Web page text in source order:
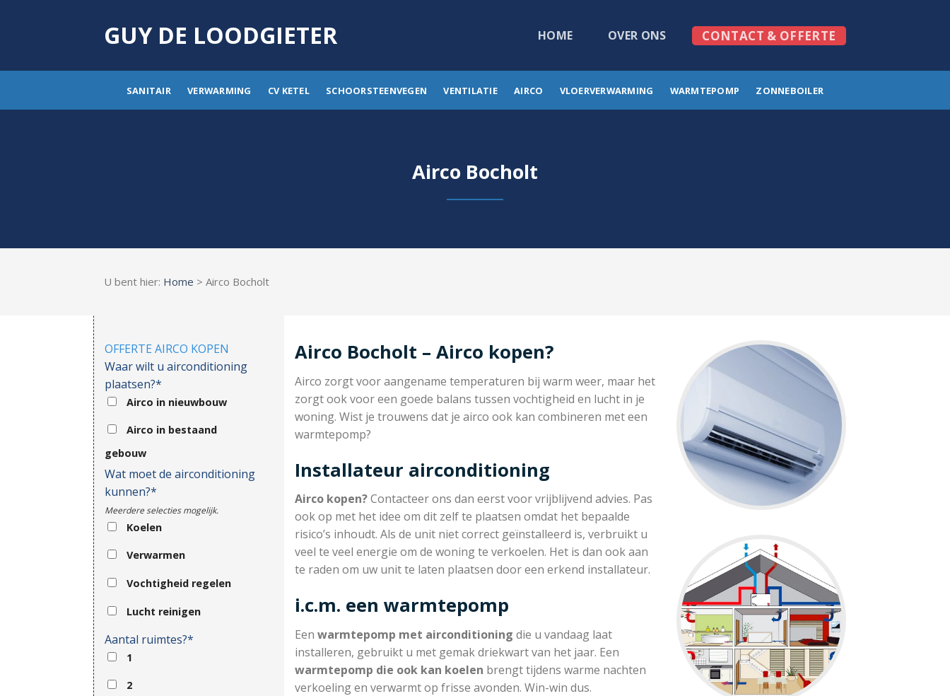
GUY DE LOODGIETER HOME OVER ONS CONTACT & OFFERTE
SANITAIR VERWARMING CV KETEL SCHOORSTEENVEGEN VENTILATIE AIRCO VLOERVERWARMING WARMTEPOMP ZONNEBOILER
Airco Bocholt
U bent hier: Home > Airco Bocholt
OFFERTE AIRCO KOPEN
Waar wilt u airconditioning
plaatsen?*
Airco in nieuwbouw
Airco in bestaand
gebouw
Wat moet de airconditioning
kunnen?*
Meerdere selecties mogelijk.
Koelen
Verwarmen
Vochtigheid regelen
Lucht reinigen
Aantal ruimtes?*
1
2
Airco Bocholt – Airco kopen?
Airco zorgt voor aangename temperaturen bij warm weer, maar het
zorgt ook voor een goede balans tussen vochtigheid en lucht in je
woning. Wist je trouwens dat je airco ook kan combineren met een
warmtepomp?
Installateur airconditioning
Airco kopen?Contacteer ons dan eerst voor vrijblijvend advies. Pas
ook op met het idee om dit zelf te plaatsen omdat het bepaalde
risico’s inhoudt. Als de unit niet correct geïnstalleerd is, verbruikt u
veel te veel energie om de woning te verkoelen. Het is dan ook aan
te raden om uw unit te laten plaatsen door een erkend installateur.
i.c.m. een warmtepomp
Een warmtepomp met airconditioning die u vandaag laat
installeren, gebruikt u met gemak driekwart van het jaar. Een
warmtepomp die ook kan koelen brengt tijdens warme nachten
verkoeling en verwarmt op frisse avonden. Win-win dus.